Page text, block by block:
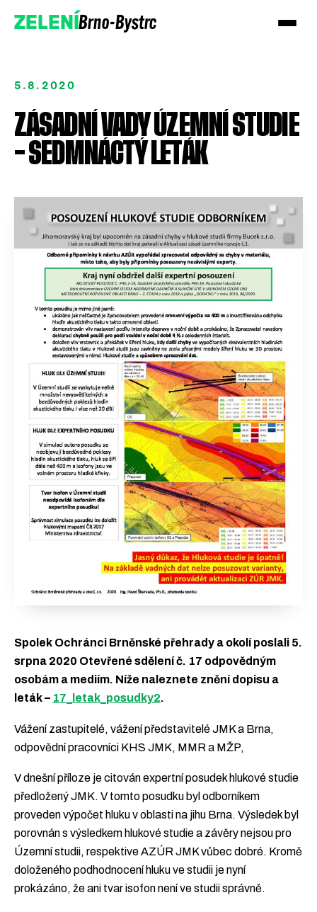
ZELENÍBrno-Bystrc
Podpořte nás
Přidejte se!
5.8.2020
ZÁSADNÍ VADY ÚZEMNÍ STUDIE
– SEDMNÁCTÝ LETÁK
Spolek Ochránci Brněnské přehrady a okolí poslali 5.
srpna 2020 Otevřené sdělení č. 17 odpovědným
osobám a mediím. Níže naleznete znění dopisu a
leták – 17_letak_posudky2.
Vážení zastupitelé, vážení představitelé JMK a Brna,
odpovědní pracovníci KHS JMK, MMR a MŽP,
V dnešní příloze je citován expertní posudek hlukové studie
předložený JMK. V tomto posudku byl odborníkem
proveden výpočet hluku v oblasti na jihu Brna. Výsledek byl
porovnán s výsledkem hlukové studie a závěry nejsou pro
Územní studii, respektive AZÚR JMK vůbec dobré. Kromě
doloženého podhodnocení hluku ve studii je nyní
prokázáno, že ani tvar isofon není ve studii správně.